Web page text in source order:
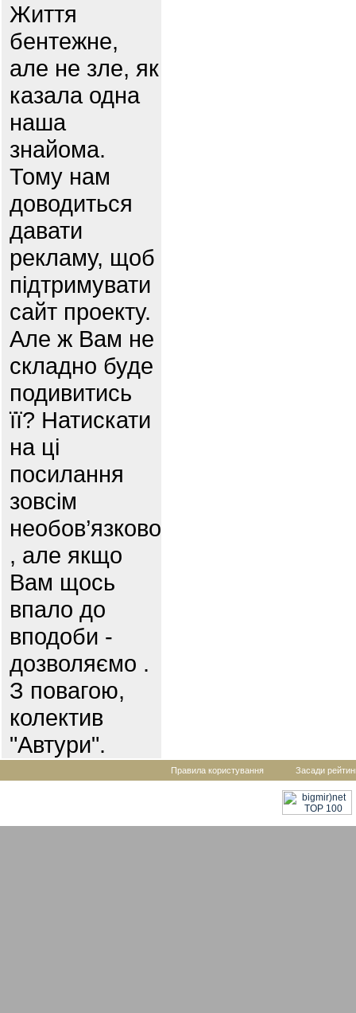
Життя
бентежне,
але не зле, як
казала одна
наша
знайома.
Тому нам
доводиться
давати
рекламу, щоб
підтримувати
сайт проекту.
Але ж Вам не
складно буде
подивитись
її? Натискати
на ці
посилання
зовсім
необов’язково
, але якщо
Вам щось
впало до
вподоби -
дозволяємо .
З повагою,
колектив
"Автури".
Правила користування Засади